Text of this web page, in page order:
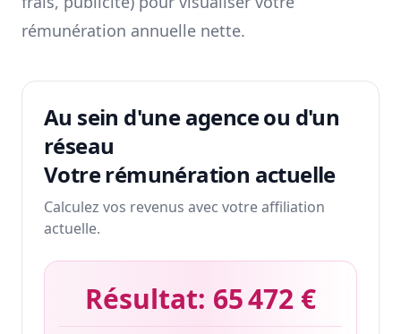
rémunération annuelle nette.
Au sein d'une agence ou d'un
réseau
Votre rémunération actuelle
Calculez vos revenus avec votre affiliation
actuelle.
Résultat: 65 472 €